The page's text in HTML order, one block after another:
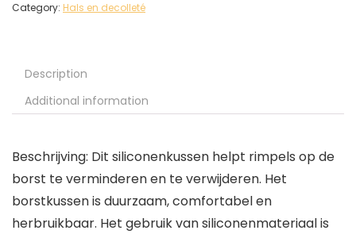
Category: Hals en decolleté
Description
Additional information
Beschrijving: Dit siliconenkussen helpt rimpels op de
borst te verminderen en te verwijderen. Het
borstkussen is duurzaam, comfortabel en
herbruikbaar. Het gebruik van siliconenmateriaal is